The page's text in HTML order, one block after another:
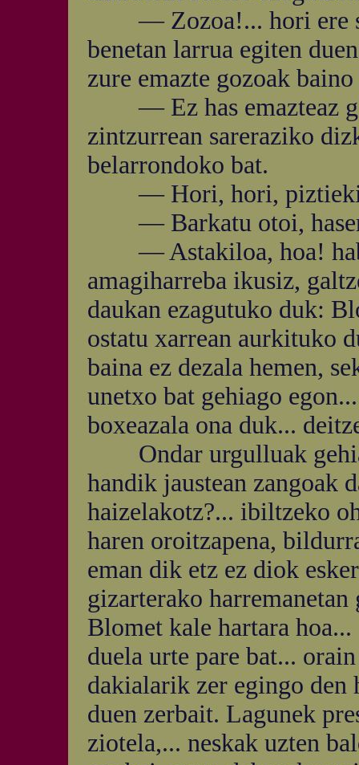
— Zozoa!... hori ere
benetan larrua egiten
zure emazte gozoak
— Ez has emazteaz
zintzurrean sareraziko
belarrondoko bat.
— Hori, hori, piztiekin
— Barkatu otoi,
— Astakiloa, hoa!
amagiharreba ikusiz,
daukan ezagutuko duk:
ostatu xarrean aurkituko
baina ez dezala hemen,
unetxo bat gehiago
boxeazala ona duk...
Ondar urgulluak
handik jaustean zangoak
haizelakotz?... ibiltzeko
haren oroitzapena,
eman dik etz ez diok
gizarterako
Blomet kale hartara
duela urte pare bat...
dakialarik zer egingo den
duen zerbait. Lagunek
ziotela,... neskak uzten